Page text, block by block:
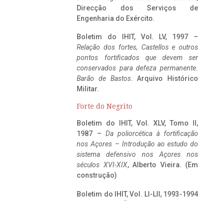
Direcção dos Serviços de
Engenharia do Exército.
Boletim do IHIT, Vol. LV, 1997 –
Relação dos fortes, Castellos e outros
pontos fortificados que devem ser
conservados para defeza permanente.
Barão de Bastos. Arquivo Histórico
Militar.
Forte do Negrito
Boletim do IHIT, Vol. XLV, Tomo II,
1987 – Da poliorcética à fortificação
nos Açores – Introdução ao estudo do
sistema defensivo nos Açores nos
séculos XVI-XIX, Alberto Vieira. (Em
construção)
Boletim do IHIT, Vol. LI-LII, 1993-1994